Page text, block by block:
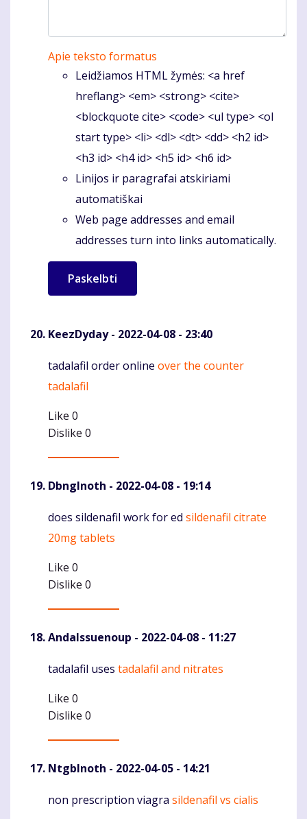
Apie teksto formatus
Leidžiamos HTML žymės: <a href
hreflang> <em> <strong> <cite>
<blockquote cite> <code> <ul type> <ol
start type> <li> <dl> <dt> <dd> <h2 id>
<h3 id> <h4 id> <h5 id> <h6 id>
Linijos ir paragrafai atskiriami
automatiškai
Web page addresses and email
addresses turn into links automatically.
KeezDyday- 2022-04-08 - 23:40
Komentaras
tadalafil order online over the counter
tadalafil
Like 0
Dislike 0
DbngInoth - 2022-04-08 - 19:14
Komentaras
does sildenafil work for ed sildenafil citrate
20mg tablets
Like 0
Dislike 0
AndaIssuenoup - 2022-04-08 - 11:27
Komentaras
tadalafil uses tadalafil and nitrates
Like 0
Dislike 0
NtgbInoth - 2022-04-05 - 14:21
Komentaras
non prescription viagra sildenafil vs cialis